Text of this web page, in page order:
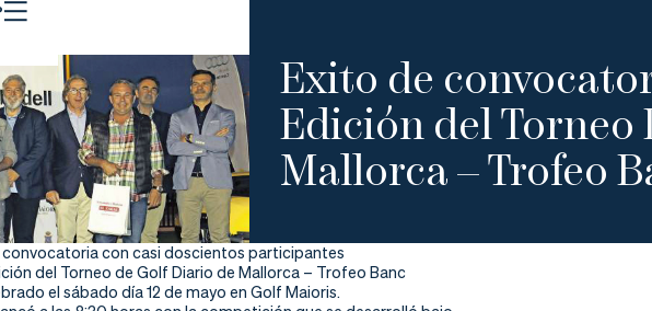
Exito de
Edición del Torneo
Mallorca – Trofeo
convocatoria con casi doscientos participantes
del Torneo de Golf Diario de Mallorca – Trofeo Banc
el sábado día 12 de mayo en Golf Maioris.